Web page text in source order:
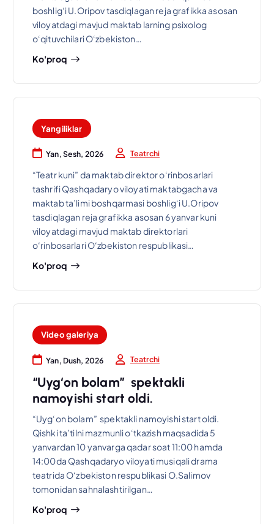
boshlig‘i U.Oripov tasdiqlagan reja grafikka asosan
viloyatdagi mavjud maktab larning psixolog
o‘qituvchilari O‘zbekiston…
Ko'proq
Yangiliklar
Yan, Sesh, 2026 Teatrchi
“Teatr kuni” da maktab direktor o‘rinbosarlari
tashrifi Qashqadaryo viloyati maktabgacha va
maktab ta’limi boshqarmasi boshlig‘i U.Oripov
tasdiqlagan reja grafikka asosan 6 yanvar kuni
viloyatdagi mavjud maktab direktorlari
o‘rinbosarlari O‘zbekiston respublikasi…
Ko'proq
Video galeriya
Yan, Dush, 2026 Teatrchi
“Uyg‘on bolam” spektakli
namoyishi start oldi.
“Uyg‘on bolam” spektakli namoyishi start oldi.
Qishki ta’tilni mazmunli o‘tkazish maqsadida 5
yanvardan 10 yanvarga qadar soat 11:00 hamda
14:00da Qashqadaryo viloyati musiqali drama
teatrida O‘zbekiston respublikasi O.Salimov
tomonidan sahnalashtirilgan…
Ko'proq